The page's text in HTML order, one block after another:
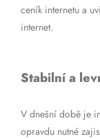
ceník internetu a
internet.
Stabilní a
V dnešní době je
opravdu nutné